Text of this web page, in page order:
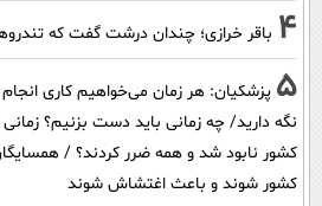
4 باقر خرازی؛ چندان درشت گفت که
5 پزشکیان: هر زمان می‌خواهیم کاری
نگه دارید/ چه زمانی باید دست بزنیم؟
کشور نابود شد و همه ضرر کردند؟ / همسایگان
کشور شوند و باعث اغتشاش شوند